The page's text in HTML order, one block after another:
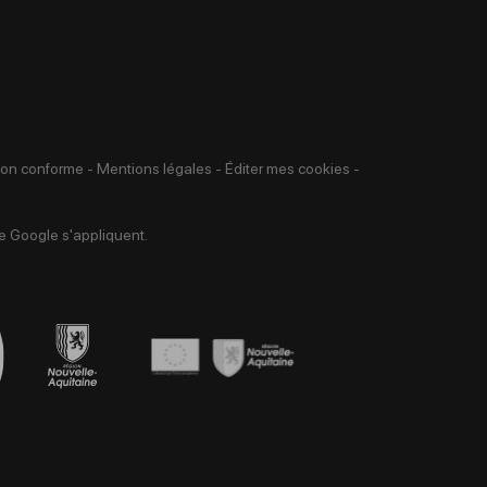
conforme - Mentions légales - Éditer mes cookies -
Google s'appliquent.